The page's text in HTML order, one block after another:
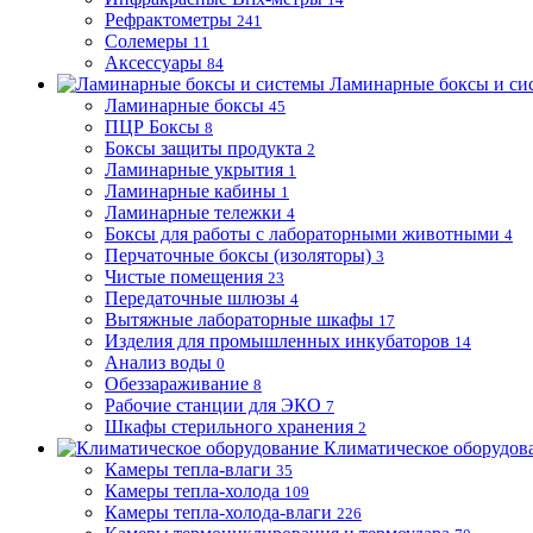
Рефрактометры 241
Солемеры 11
Аксессуары 84
Ламинарные боксы и
Ламинарные боксы 45
ПЦР Боксы 8
Боксы защиты продукта 2
Ламинарные укрытия 1
Ламинарные кабины 1
Ламинарные тележки 4
Боксы для работы с лабораторными животными 4
Перчаточные боксы (изоляторы) 3
Чистые помещения 23
Передаточные шлюзы 4
Вытяжные лабораторные шкафы 17
Изделия для промышленных инкубаторов 14
Анализ воды 0
Обеззараживание 8
Рабочие станции для ЭКО 7
Шкафы стерильного хранения 2
Климатическое
Камеры тепла-влаги 35
Камеры тепла-холода 109
Камеры тепла-холода-влаги 226